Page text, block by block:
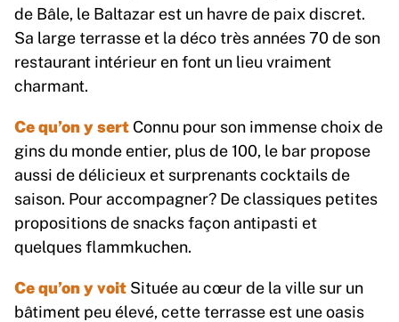
de Bâle, le Baltazar est un havre de paix discret.
Sa large terrasse et la déco très années 70 de son
restaurant intérieur en font un lieu vraiment
charmant.
Ce qu’on y sert Connu pour son immense choix de
gins du monde entier, plus de 100, le bar propose
aussi de délicieux et surprenants cocktails de
saison. Pour accompagner? De classiques petites
propositions de snacks façon antipasti et
quelques flammkuchen.
Ce qu’on y voit Située au cœur de la ville sur un
bâtiment peu élevé, cette terrasse est une oasis